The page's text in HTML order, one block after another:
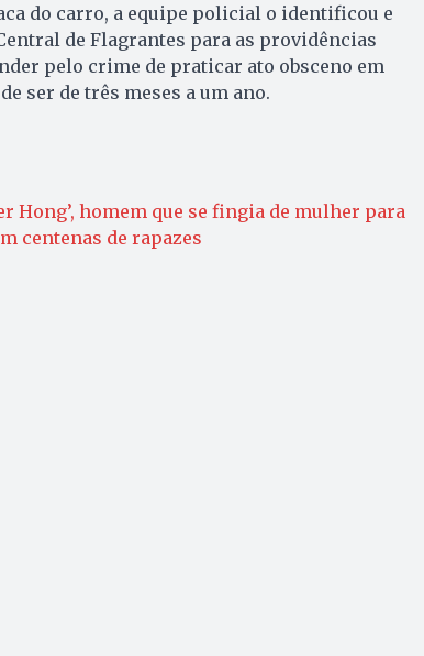
do carro, a equipe policial o identificou e
de Flagrantes para as providências
pelo crime de praticar ato obsceno em
ser de três meses a um ano.
Hong’, homem que se fingia de mulher para
centenas de rapazes